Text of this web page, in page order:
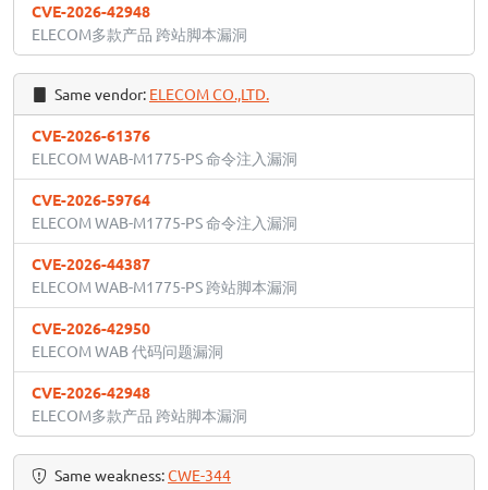
CVE-2026-42948
ELECOM多款产品 跨站脚本漏洞
Same vendor: ELECOM CO.,LTD.
CVE-2026-61376
ELECOM WAB-M1775-PS 命令注入漏洞
CVE-2026-59764
ELECOM WAB-M1775-PS 命令注入漏洞
CVE-2026-44387
ELECOM WAB-M1775-PS 跨站脚本漏洞
CVE-2026-42950
ELECOM WAB 代码问题漏洞
CVE-2026-42948
ELECOM多款产品 跨站脚本漏洞
Same weakness:CWE-344